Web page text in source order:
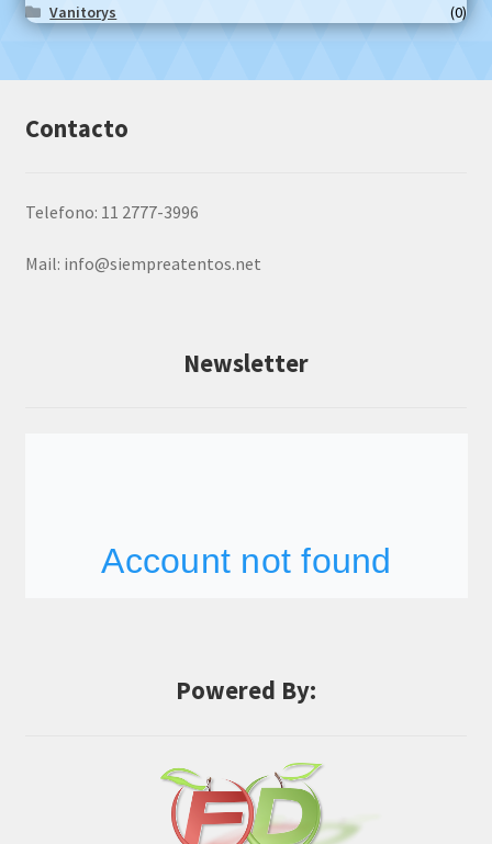
Vanitorys
(0)
Contacto
Telefono: 11 2777-3996
Mail: info@siempreatentos.net
Newsletter
Powered By: